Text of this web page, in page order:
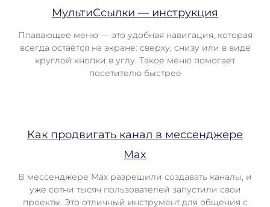
МультиСсылки — инструкция
Плавающее меню — это удобная навигация, которая
всегда остаётся на экране: сверху, снизу или в виде
круглой кнопки в углу. Такое меню помогает
посетителю быстрее
Как продвигать канал в мессенджере
Max
В мессенджере Max разрешили создавать каналы, и
уже сотни тысяч пользователей запустили свои
проекты. Это отличный инструмент для общения с